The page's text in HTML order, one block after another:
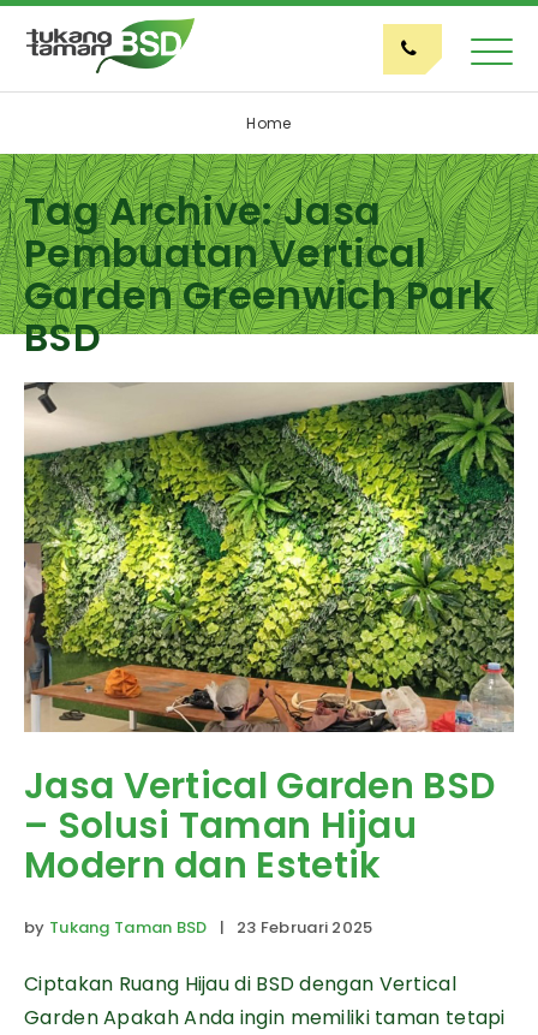
Home
Tag Archive: Jasa
Pembuatan Vertical
Garden Greenwich Park
BSD
Jasa Vertical Garden BSD
– Solusi Taman Hijau
Modern dan Estetik
by Tukang Taman BSD | 23 Februari 2025
Ciptakan Ruang Hijau di BSD dengan Vertical
Garden Apakah Anda ingin memiliki taman tetapi